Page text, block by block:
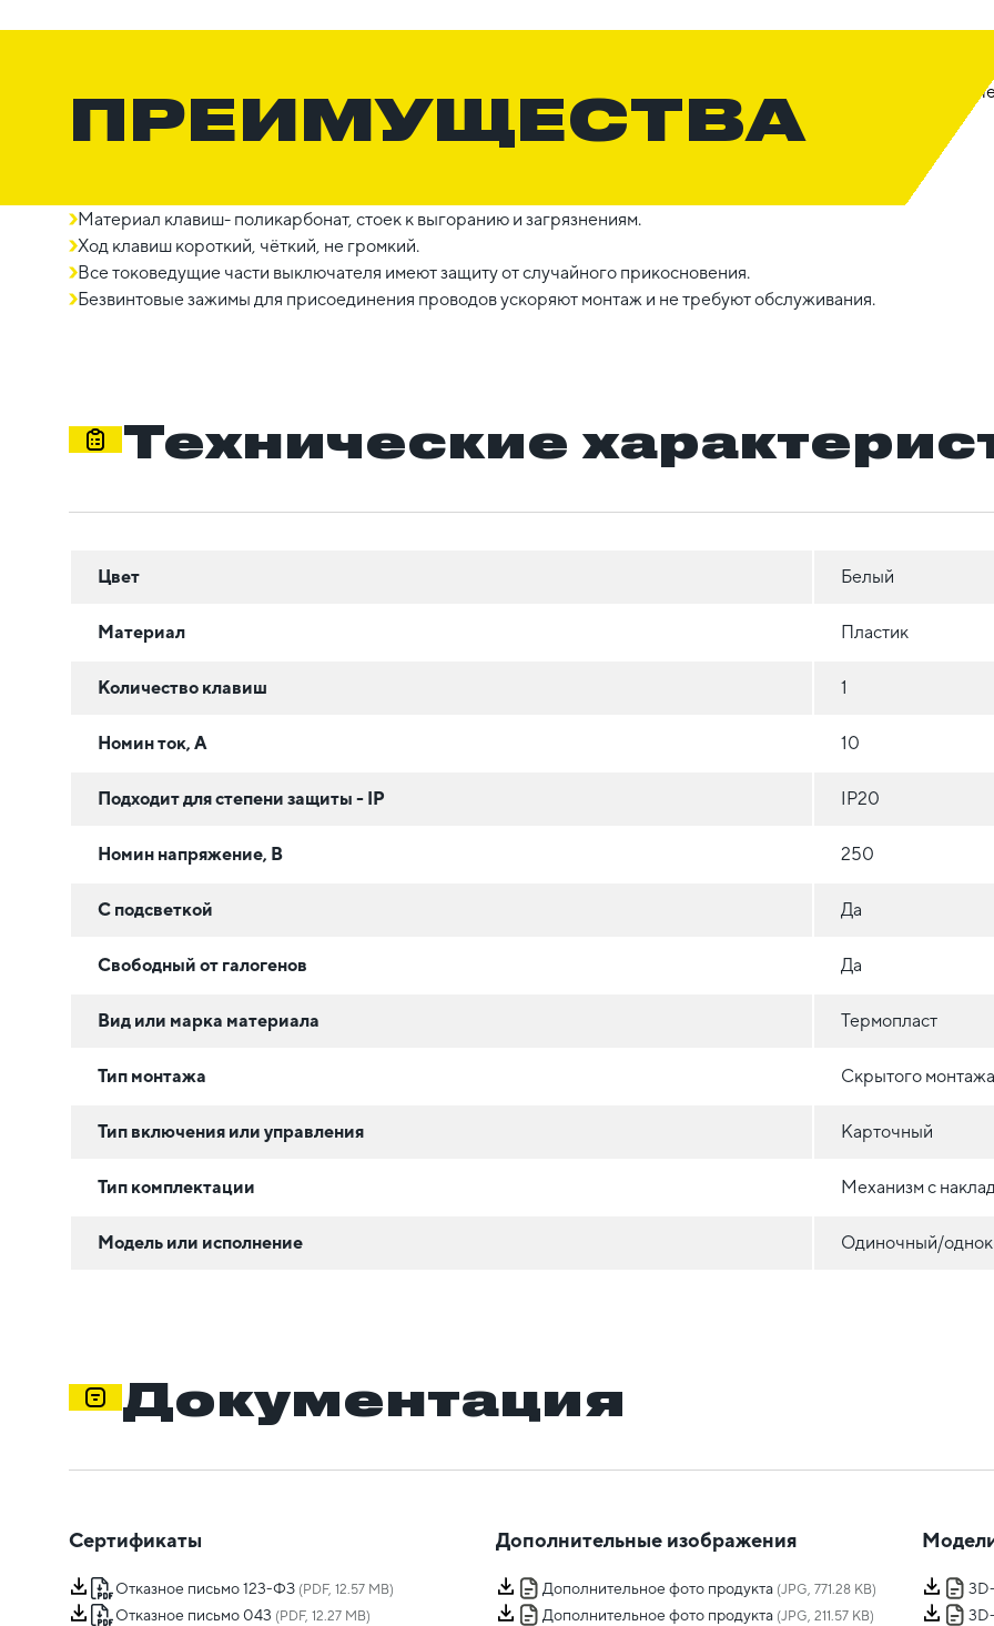
ПРЕИМУЩЕСТВА
Материал клавиш- поликарбонат, стоек к выгоранию и загрязнениям.
Ход клавиш короткий, чёткий, не громкий.
Все токоведущие части выключателя имеют защиту от случайного прикосновения.
Безвинтовые зажимы для присоединения проводов ускоряют монтаж и не требуют обслуживания.
Технические
Цвет Белый
Материал Пластик
Количество клавиш 1
Номин ток, А 10
Подходит для степени защиты - IP IP20
Номин напряжение, В 250
С подсветкой Да
Свободный от галогенов Да
Вид или марка материала Термопласт
Тип монтажа Скрытого
Тип включения или управления Карточный
Тип комплектации Механизм с
Модель или исполнение Одиночный/
Документация
Сертификаты
Отказное письмо 123-ФЗ (PDF, 12.57 MB)
Отказное письмо 043 (PDF, 12.27 MB)
Дополнительные изображения
Дополнительное фото продукта(JPG, 771.28 KB)
Дополнительное фото продукта(JPG, 211.57 KB)